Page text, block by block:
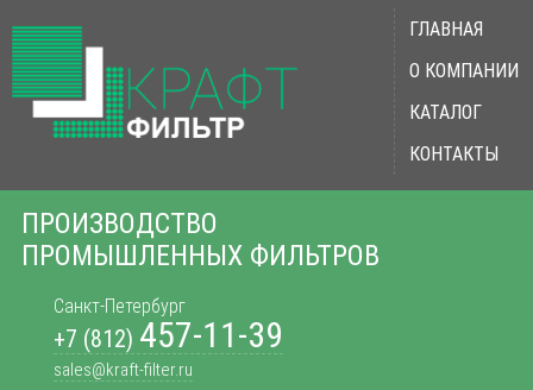
ПРОИЗВОДСТВО
ПРОМЫШЛЕННЫХ ФИЛЬТРОВ
Санкт-Петербург
+7 (812) 457-11-39
sales@kraft-filter.ru
ГЛАВНАЯ
О КОМПАНИИ
КАТАЛОГ
КОНТАКТЫ